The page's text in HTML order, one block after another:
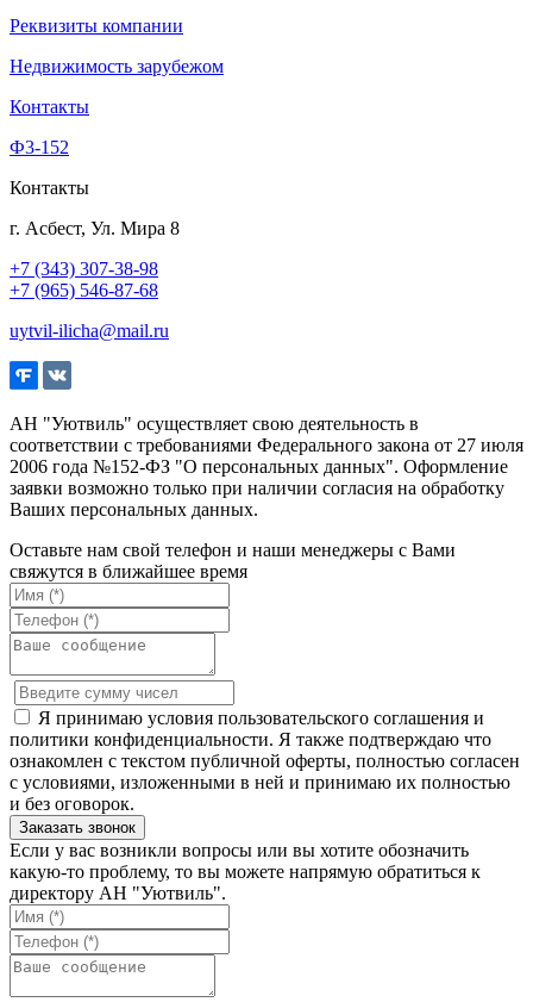
Реквизиты компании
Недвижимость зарубежом
Контакты
Ф3-152
Контакты
г. Асбест, Ул. Мира 8
+7 (343) 307-38-98
+7 (965) 546-87-68
uytvil-ilicha@mail.ru
АН "Уютвиль" осуществляет свою деятельность в
соответствии с требованиями Федерального закона от 27 июля
2006 года №152-ФЗ "О персональных данных". Оформление
заявки возможно только при наличии согласия на обработку
Ваших персональных данных.
Оставьте нам свой телефон и наши менеджеры с Вами
свяжутся в ближайшее время
Я принимаю условия пользовательского соглашения и
политики конфиденциальности. Я также подтверждаю что
ознакомлен с текстом публичной оферты, полностью согласен
с условиями, изложенными в ней и принимаю их полностью
и без оговорок.
Если у вас возникли вопросы или вы хотите обозначить
какую-то проблему, то вы можете напрямую обратиться к
директору АН "Уютвиль".